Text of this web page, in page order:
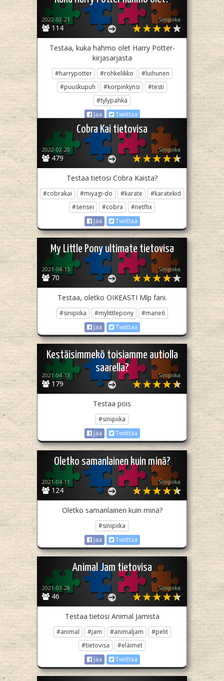
114
2022-02-21 Sinipiika
Testaa, kuka hahmo olet Harry Potter-
kirjasarjasta
#harrypotter #rohkelikko
#luihunen
#puuskupuh
#korpinkynsi
#testi
#tylypahka
Jaa
Twiittaa
Cobra Kai tietovisa
479
2022-02-20 Sinipiika
Testaa tietosi Cobra Kaista?
#cobrakai #miyagi-do #karate
#karatekid
#sensei
#cobra
#netflix
Jaa
Twiittaa
My Little Pony ultimate tietovisa
70
2021-04-15 Sinipiika
Testaa, oletko OIKEASTI Mlp fani.
#sinipiika #mylittlepony
#mane6
Jaa
Twiittaa
Kestäisimmekö toisiamme autiolla
saarella?
179
2021-04-13 Sinipiika
Testaa pois
#sinipiika
Jaa
Twiittaa
Oletko samanlainen kuin minä?
124
2021-04-11 Sinipiika
Oletko samanlainen kuin minä?
#sinipiika
Jaa
Twiittaa
Animal Jam tietovisa
46
2021-03-28 Sinipiika
Testaa tietosi Animal Jamista
#animal #jam #animaljam
#pelit
#tietovisa
#eläimet
Jaa
Twiittaa